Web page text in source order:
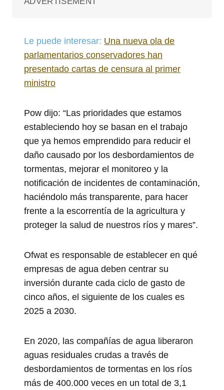
Le puede interesar: Una nueva ola de
parlamentarios conservadores han
presentado cartas de censura al primer
ministro
Pow dijo: “Las prioridades que estamos
estableciendo hoy se basan en el trabajo
que ya hemos emprendido para reducir el
daño causado por los desbordamientos de
tormentas, mejorar el monitoreo y la
notificación de incidentes de contaminación,
haciéndolo más transparente, para hacer
frente a la escorrentía de la agricultura y
proteger la salud de nuestros ríos y mares”.
Ofwat es responsable de establecer en qué
empresas de agua deben centrar su
inversión durante cada ciclo de gasto de
cinco años, el siguiente de los cuales es
2025 a 2030.
En 2020, las compañías de agua liberaron
aguas residuales crudas a través de
desbordamientos de tormentas en los ríos
más de 400.000 veces en un total de 3,1